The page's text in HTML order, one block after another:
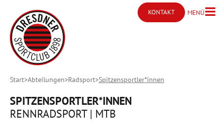
KONTAKT
Kontakt öffnen
MENÜMenü
Start Abteilungen Radsport Spitzensportler*innen
SPITZENSPORTLER*INNEN
RENNRADSPORT | MTB